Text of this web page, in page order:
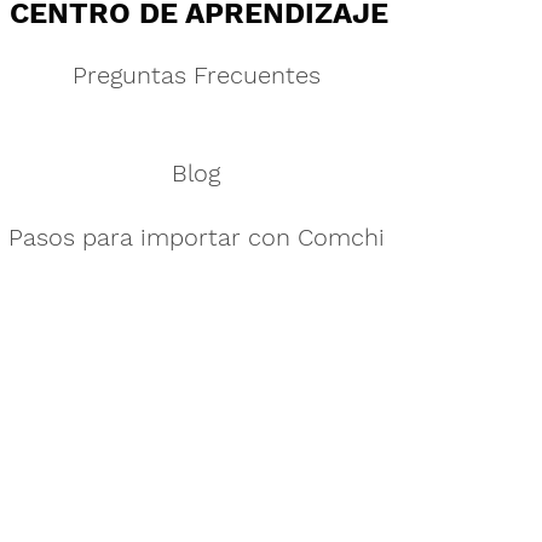
CENTRO DE APRENDIZAJE
Preguntas Frecuentes
Blog
Pasos para importar con Comchi